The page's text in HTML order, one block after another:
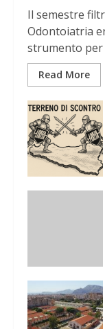
Il semestre
Odontoiatria
strumento per
Read More